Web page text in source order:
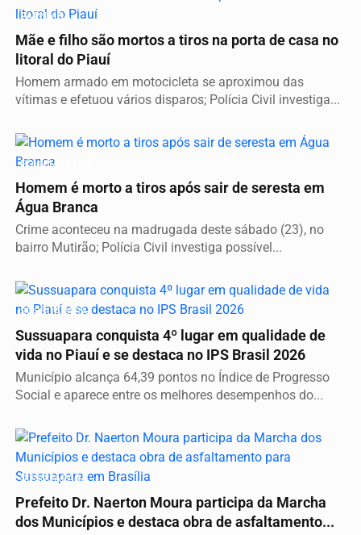
PARNAÍBA
Mãe e filho são mortos a tiros na porta de casa no
litoral do Piauí
Homem armado em motocicleta se aproximou das
vítimas e efetuou vários disparos; Polícia Civil investiga...
POLICIA | PIAUÍ
Homem é morto a tiros após sair de seresta em
Água Branca
Crime aconteceu na madrugada deste sábado (23), no
bairro Mutirão; Polícia Civil investiga possível...
SUSSUAPARA
Sussuapara conquista 4º lugar em qualidade de
vida no Piauí e se destaca no IPS Brasil 2026
Município alcança 64,39 pontos no Índice de Progresso
Social e aparece entre os melhores desempenhos do...
SUSSUAPARA
Prefeito Dr. Naerton Moura participa da Marcha
dos Municípios e destaca obra de asfaltamento...